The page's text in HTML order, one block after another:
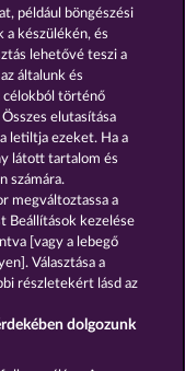
LAIR
PALACE OF TREASURES
például böngészési
a készülékén, és
lehetővé teszi a
általunk és
célokból történő
elutasítása
letiltja ezeket. Ha a
látott tartalom és
számára.
megváltoztassa a
Beállítások kezelése
[vagy a lebegő
Választása a
részletekért lásd az
dolgozunk